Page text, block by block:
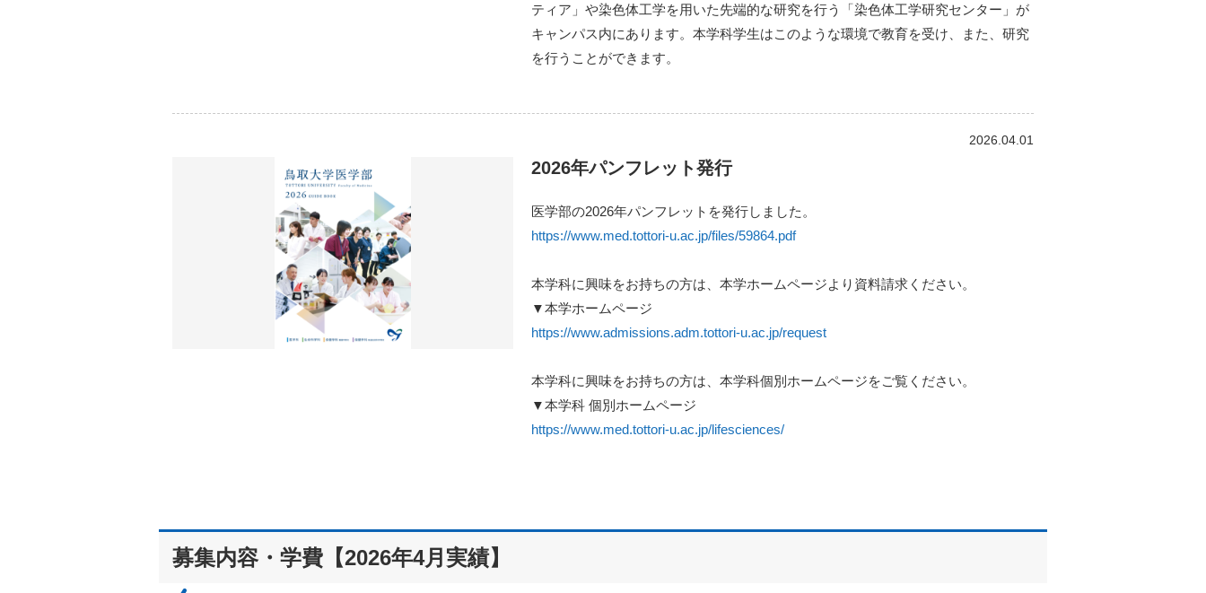
ティア」や染⾊体⼯学を⽤いた先端的な研究を⾏う「染⾊体⼯学研究センター」が
キャンパス内にあります。本学科学⽣はこのような環境で教育を受け、また、研究
を⾏うことができます。
2026.04.01
2026年パンフレット発⾏
医学部の2026年パンフレットを発⾏しました。
https://www.med.tottori-u.ac.jp/files/59864.pdf
本学科に興味をお持ちの⽅は、本学ホームページより資料請求ください。
▼本学ホームページ
https://www.admissions.adm.tottori-u.ac.jp/request
本学科に興味をお持ちの⽅は、本学科個別ホームページをご覧ください。
▼本学科 個別ホームページ
https://www.med.tottori-u.ac.jp/lifesciences/
募集内容・学費【2026年4月実績】